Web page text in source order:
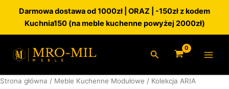
Darmowa dostawa od 1000zł | ORAZ | -150zł z kodem
Kuchnia150 (na meble kuchenne powyżej 2000zł)
Szukaj
Strona główna / Meble Kuchenne Modułowe / Kolekcja ARIA